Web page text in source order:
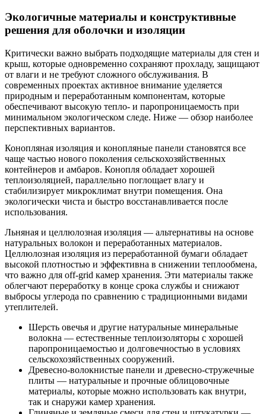
Экологичные материалы и конструктивные
решения для оболочки и изоляции
Критически важно выбрать подходящие материалы для стен и
крыш, которые одновременно сохраняют прохладу, защищают
от влаги и не требуют сложного обслуживания. В
современных проектах активное внимание уделяется
природным и переработанным компонентам, которые
обеспечивают высокую тепло- и паропроницаемость при
минимальном экологическом следе. Ниже — обзор наиболее
перспективных вариантов.
Конопляная изоляция и конопляные панели становятся все
чаще частью нового поколения сельскохозяйственных
контейнеров и амбаров. Конопля обладает хорошей
теплоизоляцией, параллельно поглощает влагу и
стабилизирует микроклимат внутри помещения. Она
экологически чиста и быстро восстанавливается после
использования.
Льняная и целлюлозная изоляция — альтернативы на основе
натуральных волокон и переработанных материалов.
Целлюлозная изоляция из переработанной бумаги обладает
высокой плотностью и эффективна в снижении теплообмена,
что важно для off-grid камер хранения. Эти материалы также
облегчают переработку в конце срока службы и снижают
выбросы углерода по сравнению с традиционными видами
утеплителей.
Шерсть овечья и другие натуральные минеральные
волокна — естественные теплоизоляторы с хорошей
паропроницаемостью и долговечностью в условиях
сельскохозяйственных сооружений.
Древесно-волокнистые панели и древесно-стружечные
плиты — натуральные и прочные облицовочные
материалы, которые можно использовать как внутри,
так и снаружи камер хранения.